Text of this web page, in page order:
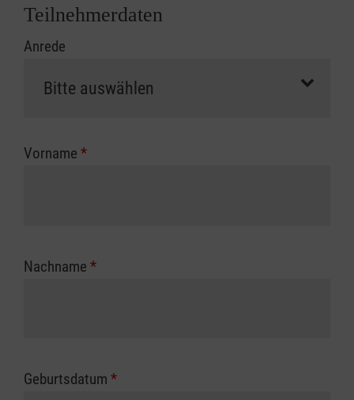
Abrechnungsunterlagen spätestens zu
erfolgt eine Abrechnung der vollen Kursgebühr
Die notwendigen Formulare für die
zuständigen Berufsgenossenschaft oder
Teilnehmerdaten
Anrede
Vorname *
Nachname *
Geburtsdatum *